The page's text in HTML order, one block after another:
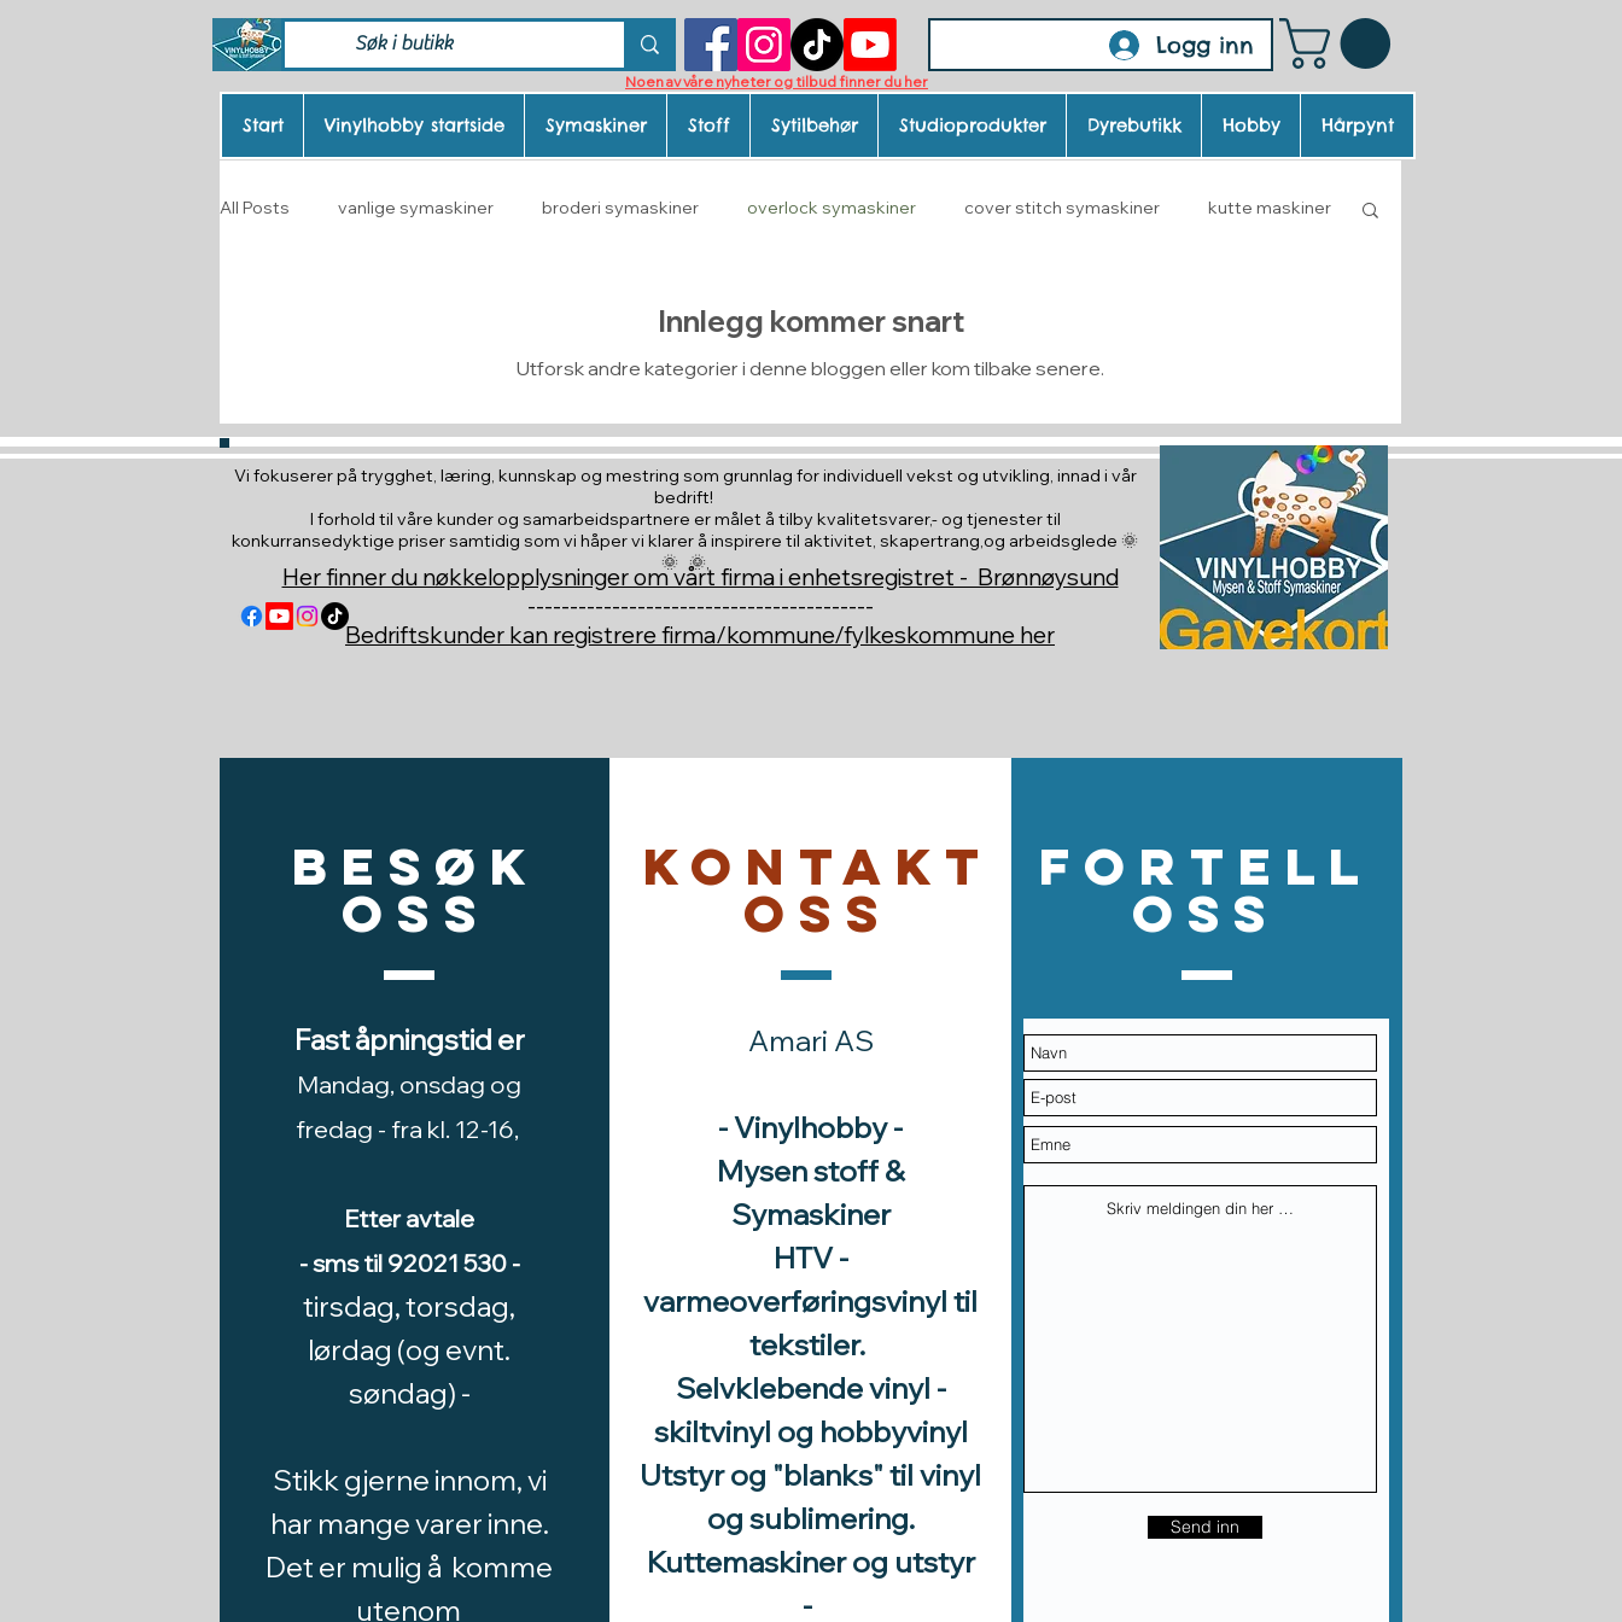
Logg inn
Noen av våre nyheter og tilbud finner du her
All Posts vanlige symaskiner broderi symaskiner overlock symaskiner cover stitch symaskiner kutte maskiner
Innlegg kommer snart
Utforsk andre kategorier i denne bloggen eller kom tilbake senere.
Start Vinylhobby startside Symaskiner Stoff Sytilbehør Studioprodukter Dyrebutikk Hobby Hårpynt
Vi fokuserer på trygghet, læring, kunnskap og mestring som grunnlag for individuell vekst og utvikling, innad i vår
bedrift!
I forhold til våre kunder og samarbeidspartnere er målet å tilby kvalitetsvarer,- og tjenester til
konkurransedyktige priser samtidig som vi håper vi klarer å inspirere til aktivitet, skapertrang,og arbeidsglede 🌞
🌞 🌞,
Her finner du nøkkelopplysninger om vårt firma i enhetsregistret - Brønnøysund
-----------------------------------------
Bedriftskunder kan registrere firma/kommune/fylkeskommune her
Besøk
oss
Fast åpningstid er
Mandag, onsdag og
fredag - fra kl. 12-16,
Etter avtale
- sms til 92021 530 -
tirsdag, torsdag,
lørdag (og evnt.
søndag) -
Stikk gjerne innom, vi
har mange varer inne.
Det er mulig å komme
utenom
Kontakt
oss
Amari AS
- Vinylhobby -
Mysen stoff &
Symaskiner
HTV -
varmeoverføringsvinyl til
tekstiler.
Selvklebende vinyl -
skiltvinyl og hobbyvinyl
Utstyr og "blanks" til vinyl
og sublimering.
Kuttemaskiner og utstyr
-
Fortell
oss
Send inn